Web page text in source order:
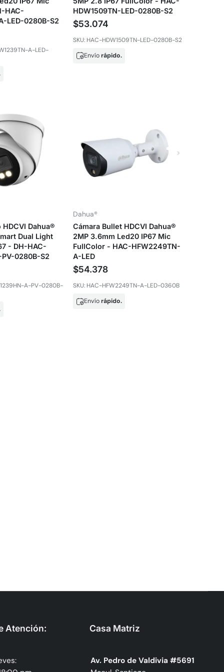
HAC-
LED-0280B-S2
A-LED-
HDW1509TN-LED-0280B-S2
$53.074
SKU: HAC-HDW1509TN-LED-0280B-S2
Envíorápido.
HDCVI Dahua®
Dual Light
- DH-HAC-
0280B-S2
A-PV-0280B-
Dahua®
Cámara Bullet HDCVI Dahua®
2MP 3.6mm Led20 IP67 Mic
FullColor - HAC-HFW2249TN-
A-LED
$54.378
SKU: HAC-HFW2249TN-A-LED-0360B
Envíorápido.
Atención: Casa Matriz
Av. Pedro de Valdivia #5691